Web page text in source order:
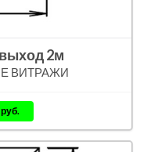
2м
ВИТРАЖИ